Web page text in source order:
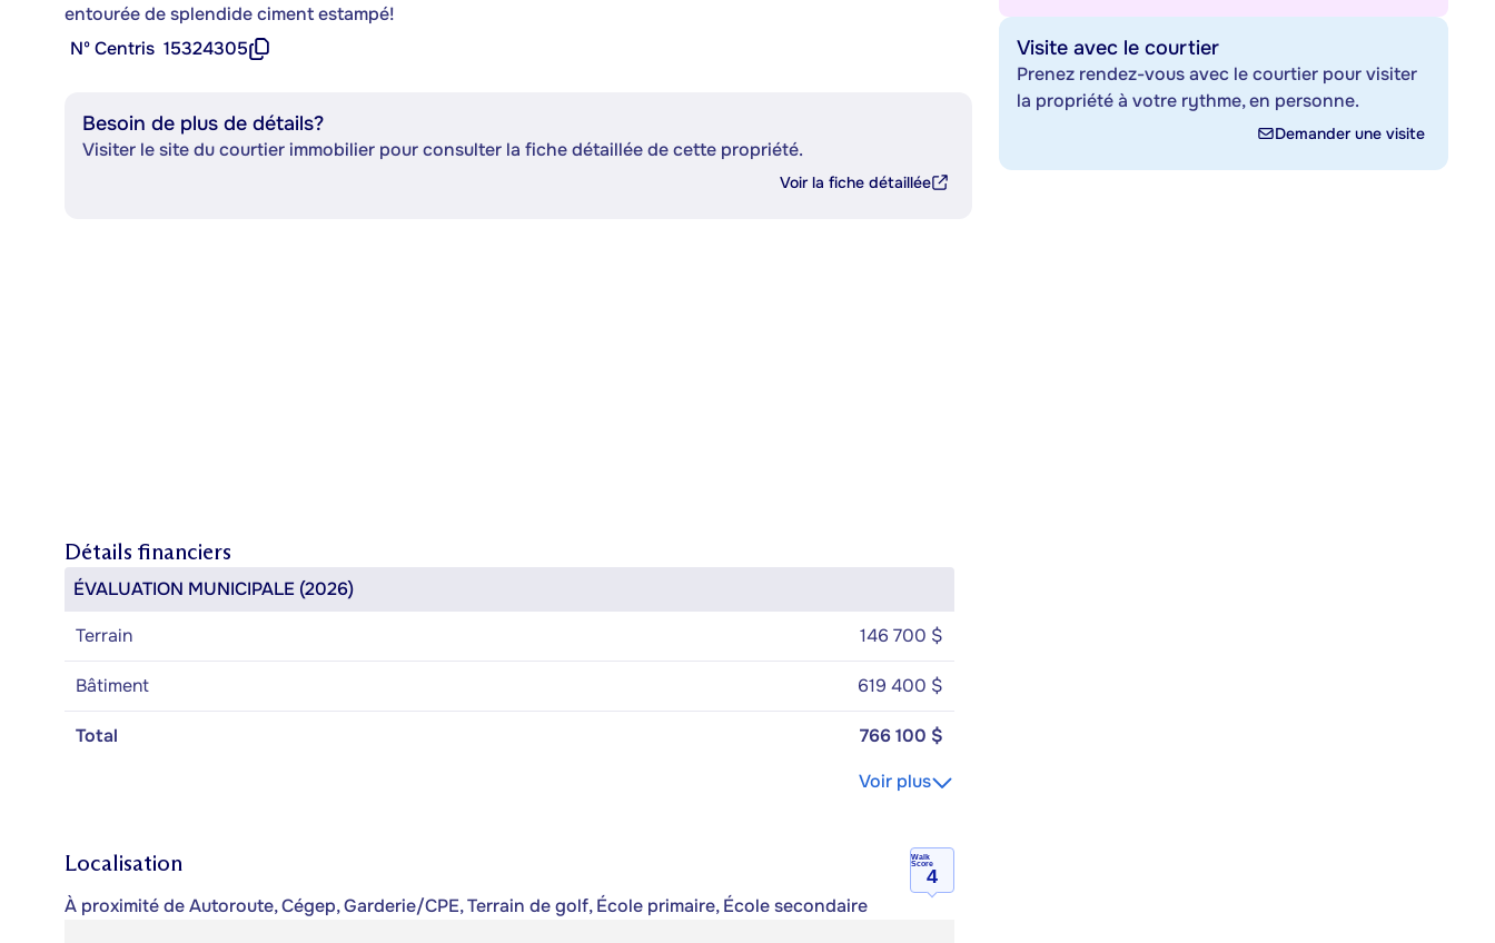
entourée de splendide ciment estampé!
Nº Centris 15324305
Besoin de plus de détails?
Visiter le site du courtier immobilier pour consulter la fiche détaillée de cette propriété.
Voir la fiche détaillée
Détails financiers
ÉVALUATION MUNICIPALE (2026)
Terrain
146 700 $
Bâtiment 619 400 $
Total
766 100 $
Voir plus
Localisation
Walk
Score
4
À proximité de Autoroute, Cégep, Garderie/CPE, Terrain de golf, École primaire, École secondaire
Visite avec le courtier
Prenez rendez-vous avec le courtier pour visiter
la propriété à votre rythme, en personne.
Demander une visite